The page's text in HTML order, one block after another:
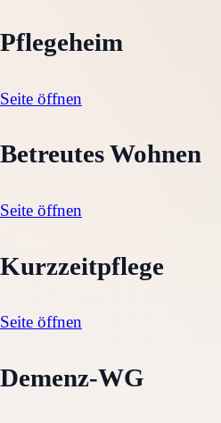
Pflegeheim
Seite öffnen
Betreutes Wohnen
Seite öffnen
Kurzzeitpflege
Seite öffnen
Demenz-WG